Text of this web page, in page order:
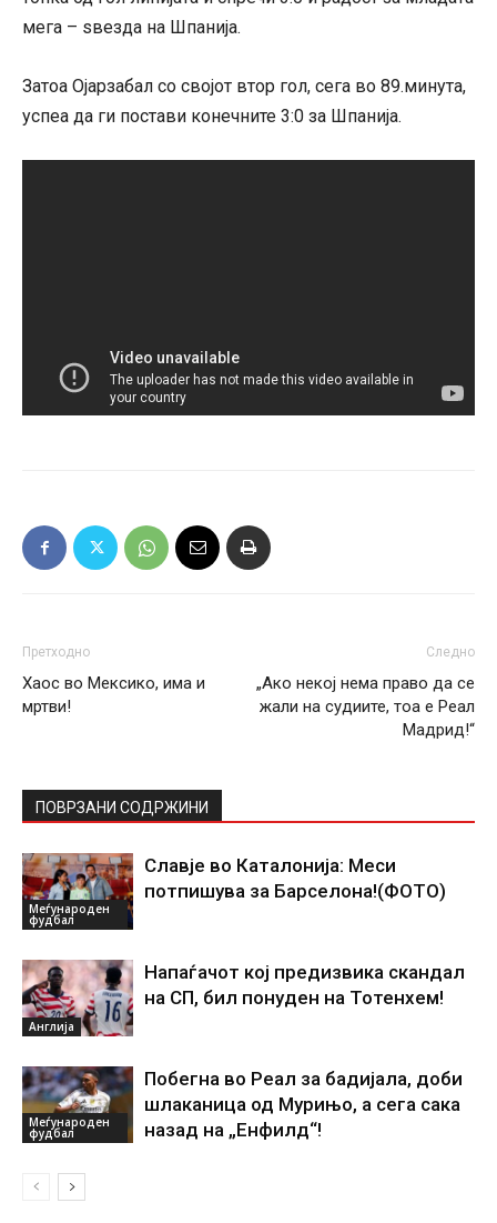
мега – ѕвезда на Шпанија.
Затоа Ојарзабал со својот втор гол, сега во 89.минута,
успеа да ги постави конечните 3:0 за Шпанија.
Претходно
Хаос во Мексико, има и
мртви!
Следно
„Ако некој нема право да се
жали на судиите, тоа е Реал
Мадрид!“
ПОВРЗАНИ СОДРЖИНИ
Меѓународен
фудбал
Славје во Каталонија: Меси
потпишува за Барселона!(ФОТО)
Англија
Напаѓачот кој предизвика скандал
на СП, бил понуден на Тотенхем!
Меѓународен
фудбал
Побегна во Реал за бадијала, доби
шлаканица од Мурињо, а сега сака
назад на „Енфилд“!